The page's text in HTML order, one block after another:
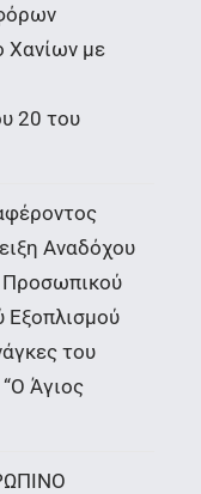
Χανίων με
20 του
Αναδόχου
Εξοπλισμού
του
Άγιος